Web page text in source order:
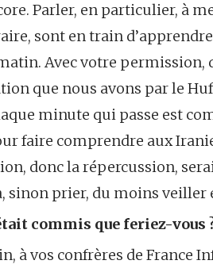
Parler, en particulier, à
sont en train
Avec votre permission,
que nous avons par le
minute qui passe est
faire comprendre aux
donc la répercussion,
sinon prier, du moins
commis que feriez-vous
à vos confrères de France